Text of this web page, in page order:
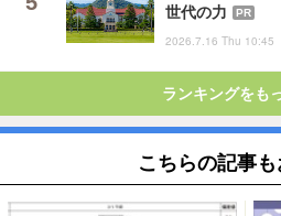
世代の力
PR
2026.7.16 Thu 10:45
ランキングをも
こちらの記事